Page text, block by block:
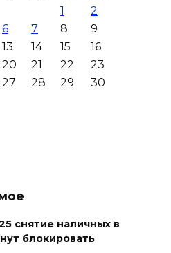
в цветах:
набережной
кувшинки
районе
1
2
6 7 8
9
13 14 15
16
20 21 22
23
27 28 29
30
снятие наличных в
блокировать